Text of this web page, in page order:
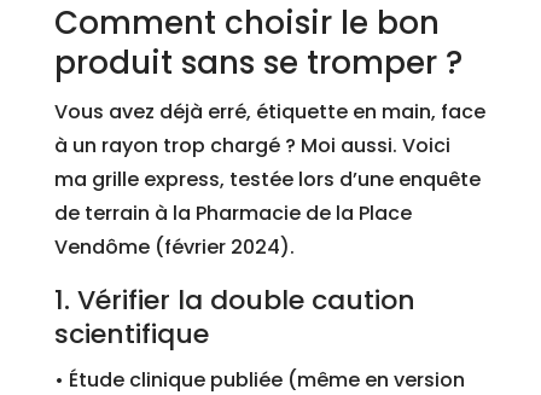
Comment choisir le bon
produit sans se tromper ?
Vous avez déjà erré, étiquette en main, face
à un rayon trop chargé ? Moi aussi. Voici
ma grille express, testée lors d’une enquête
de terrain à la Pharmacie de la Place
Vendôme (février 2024).
1. Vérifier la double caution
scientifique
• Étude clinique publiée (même en version